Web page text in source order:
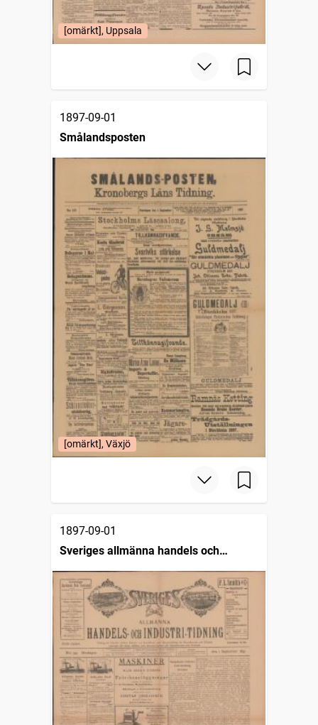
[omärkt], Uppsala
1897-09-01
Smålandsposten
[omärkt], Växjö
1897-09-01
Sveriges allmänna handels och
industritidning (Malmö : 1890)